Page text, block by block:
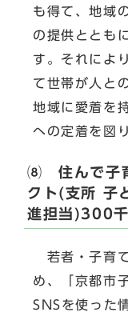
も得て、地域
の提供ととも
す。それによ
て世帯が人と
地域に愛着を
への定着を図
⑻ 住んで子
クト(支所 子
進担当)300千
若者・子育
め、「京都市
SNSを使った